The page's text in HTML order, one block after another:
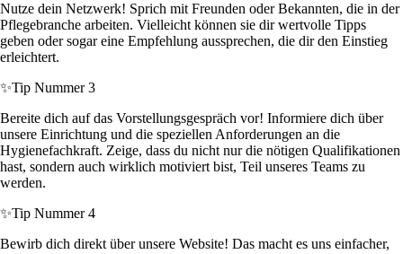
Nutze dein Netzwerk! Sprich mit Freunden oder Bekannten, die in der
Pflegebranche arbeiten. Vielleicht können sie dir wertvolle Tipps
geben oder sogar eine Empfehlung aussprechen, die dir den Einstieg
erleichtert.
✨Tip Nummer 3
Bereite dich auf das Vorstellungsgespräch vor! Informiere dich über
unsere Einrichtung und die speziellen Anforderungen an die
Hygienefachkraft. Zeige, dass du nicht nur die nötigen Qualifikationen
hast, sondern auch wirklich motiviert bist, Teil unseres Teams zu
werden.
✨Tip Nummer 4
Bewirb dich direkt über unsere Website! Das macht es uns einfacher,